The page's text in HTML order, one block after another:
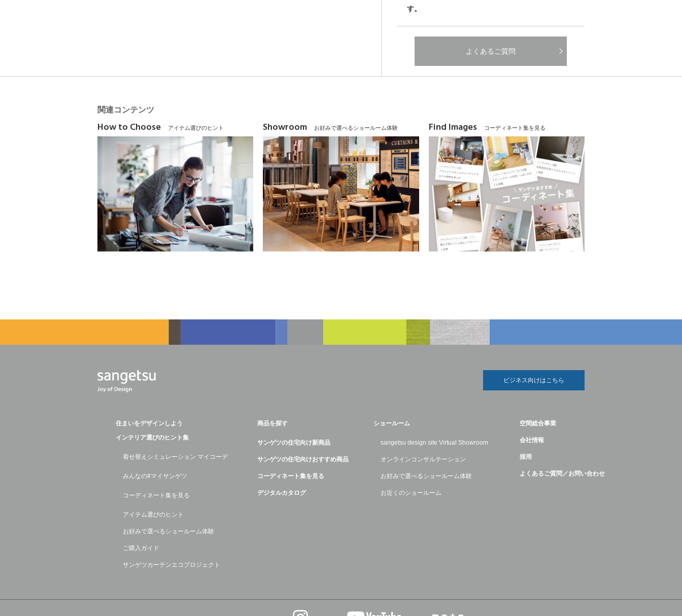
す。
よくあるご質問
関連コンテンツ
How to Choose アイテム選びのヒント Showroom お好みで選べるショールーム体験 Find Images コーディネート集を見る
ビジネス向けはこちら
住まいをデザインしよう
インテリア選びのヒント集
着せ替えシミュレーション マイコーデ
みんなの#マイサンゲツ
コーディネート集を見る
アイテム選びのヒント
お好みで選べるショールーム体験
ご購入ガイド
サンゲツカーテンエコプロジェクト
商品を探す
サンゲツの住宅向け新商品
サンゲツの住宅向けおすすめ商品
コーディネート集を見る
デジタルカタログ
ショールーム
sangetsu design site Virtual Showroom
オンラインコンサルテーション
お好みで選べるショールーム体験
お近くのショールーム
空間総合事業
会社情報
採用
よくあるご質問／お問い合わせ